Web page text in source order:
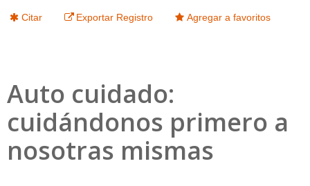
Citar Exportar Registro Agregar a favoritos
Auto cuidado:
cuidándonos primero a
nosotras mismas